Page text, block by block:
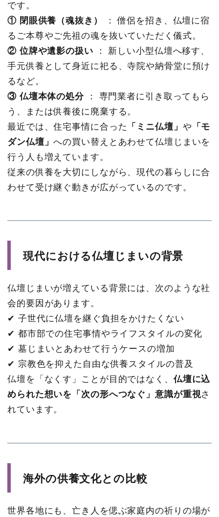
です。
① 閉眼供養（魂抜き）
： 僧侶を招き、仏壇に宿
るご本尊やご先祖の魂を抜いていただく儀式。
② 位牌や遺影の扱い ： 新しい小型仏壇へ移す、
手元供養として身近に祀る、寺院や納骨堂に預け
るなど。
③ 仏壇本体の処分： 専門業者に引き取ってもら
う、または供養後に廃棄する。
最近では、住宅事情に合った 「ミニ仏壇」 や 「モ
ダン仏壇」への買い替えとあわせて仏壇じまいを
行う人も増えています。
従来の供養を大切にしながら、現代の暮らしに合
わせて受け継ぐ動きが広がっているのです。
現代における仏壇じまいの背景
仏壇じまいが増えている背景には、次のような社
会的要因があります。
✔ 子世代に仏壇を継ぐ負担をかけたくない
✔ 都市部での住宅事情やライフスタイルの変化
✔ 墓じまいとあわせて行うケースの増加
✔ 宗教色を抑えた自由な供養スタイルの普及
仏壇を「なくす」ことが目的ではなく、 仏壇に込
められた想いを「次の形へつなぐ」意識が重視さ
れています。
海外の供養文化との比較
世界各地にも、亡き人を偲ぶ家庭内の祈りの場が